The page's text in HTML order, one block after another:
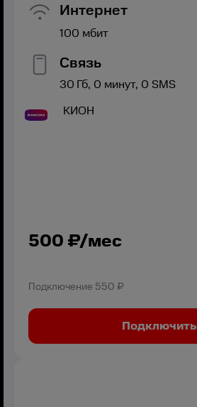
Интернет
100 мбит
Связь
30 Гб, 0 минут, 0 SMS
КИОН
500 ₽/мес
Подключение 550 ₽
Подключить